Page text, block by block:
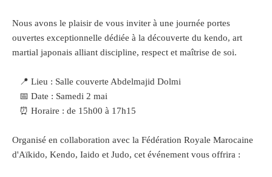
Nous avons le plaisir de vous inviter à une journée portes
ouvertes exceptionnelle dédiée à la découverte du kendo, art
martial japonais alliant discipline, respect et maîtrise de soi.
📍 Lieu : Salle couverte Abdelmajid Dolmi
📅 Date : Samedi 2 mai
⏰ Horaire : de 15h00 à 17h15
Organisé en collaboration avec la Fédération Royale Marocaine
d'Aïkido, Kendo, Iaido et Judo, cet événement vous offrira :